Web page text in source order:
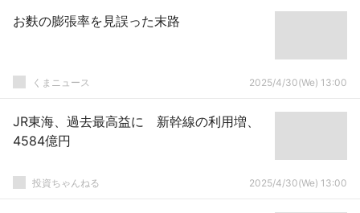
お麩の膨張率を見誤った末路
くまニュース 2025/4/30(We) 13:00
JR東海、過去最高益に 新幹線の利用増、
4584億円
投資ちゃんねる 2025/4/30(We) 13:00